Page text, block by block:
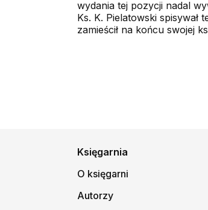
wydania tej pozycji nadal
Ks. K. Pielatowski
zamieścił na końcu swojej
Księgarnia
O księgarni
Autorzy